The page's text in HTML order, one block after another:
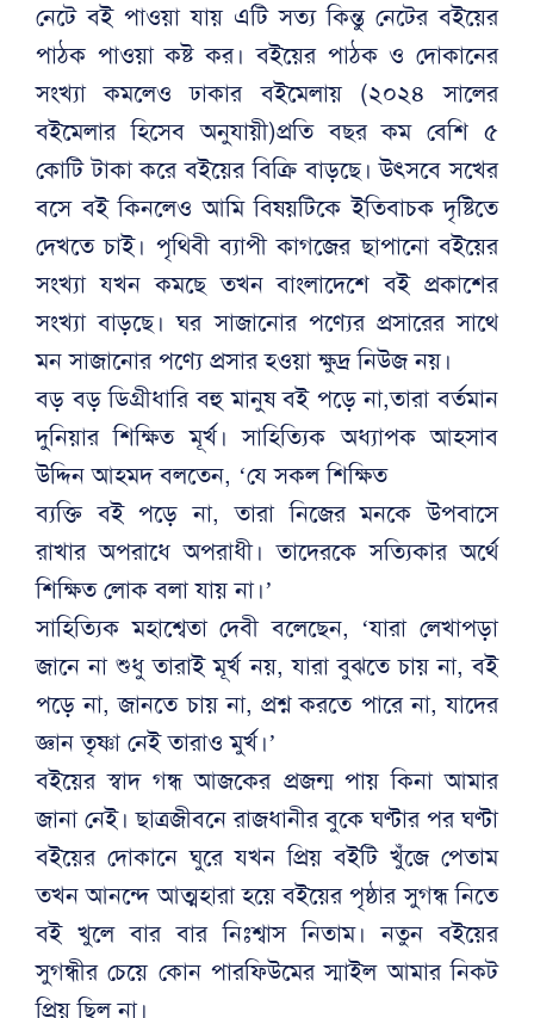
নেটে বই পাওয়া যায় এটি সত্য কিন্তু নেটের বইয়ের
পাঠক পাওয়া কষ্ট কর। বইয়ের পাঠক ও দোকানের
সংখ্যা কমলেও ঢাকার বইমেলায় (২০২৪ সালের
বইমেলার হিসেব অনুযায়ী)প্রতি বছর কম বেশি ৫
কোটি টাকা করে বইয়ের বিক্রি বাড়ছে। উৎসবে সখের
বসে বই কিনলেও আমি বিষয়টিকে ইতিবাচক দৃষ্টিতে
দেখতে চাই। পৃথিবী ব্যাপী কাগজের ছাপানো বইয়ের
সংখ্যা যখন কমছে তখন বাংলাদেশে বই প্রকাশের
সংখ্যা বাড়ছে। ঘর সাজানোর পণ্যের প্রসারের সাথে
মন সাজানোর পণ্যে প্রসার হওয়া ক্ষুদ্র নিউজ নয়।
বড় বড় ডিগ্রীধারি বহু মানুষ বই পড়ে না,তারা বর্তমান
দুনিয়ার শিক্ষিত মূর্খ। সাহিত্যিক অধ্যাপক আহসাব
উদ্দিন আহমদ বলতেন, ‘যে সকল শিক্ষিত
ব্যক্তি বই পড়ে না, তারা নিজের মনকে উপবাসে
রাখার অপরাধে অপরাধী। তাদেরকে সত্যিকার অর্থে
শিক্ষিত লোক বলা যায় না।’
সাহিত্যিক মহাশ্বেতা দেবী বলেছেন, ‘যারা লেখাপড়া
জানে না শুধু তারাই মূর্খ নয়, যারা বুঝতে চায় না, বই
পড়ে না, জানতে চায় না, প্রশ্ন করতে পারে না, যাদের
জ্ঞান তৃষ্ণা নেই তারাও মুর্খ।’
বইয়ের স্বাদ গন্ধ আজকের প্রজন্ম পায় কিনা আমার
জানা নেই। ছাত্রজীবনে রাজধানীর বুকে ঘণ্টার পর ঘণ্টা
বইয়ের দোকানে ঘুরে যখন প্রিয় বইটি খুঁজে পেতাম
তখন আনন্দে আত্মহারা হয়ে বইয়ের পৃষ্ঠার সুগন্ধ নিতে
বই খুলে বার বার নিঃশ্বাস নিতাম। নতুন বইয়ের
সুগন্ধীর চেয়ে কোন পারফিউমের স্মাইল আমার নিকট
প্রিয় ছিল না।